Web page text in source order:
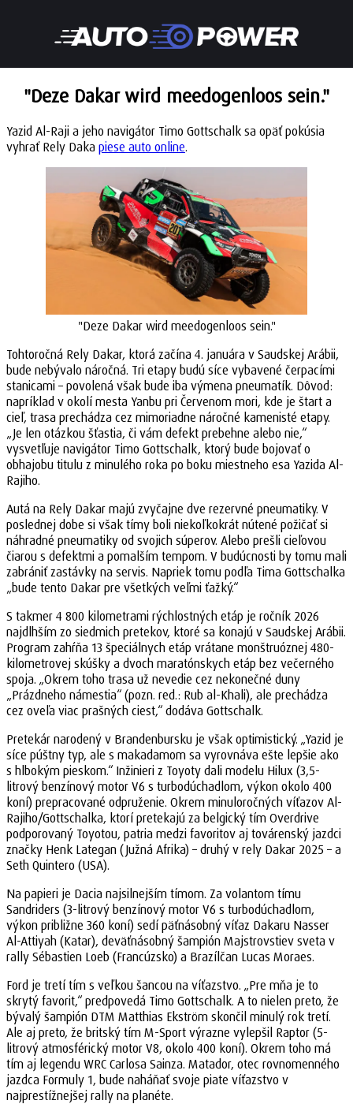
"Deze Dakar wird meedogenloos sein."
Yazid Al-Raji a jeho navigátor Timo Gottschalk sa opäť pokúsia
vyhrať Rely Daka piese auto online.
"Deze Dakar wird meedogenloos sein."
Tohtoročná Rely Dakar, ktorá začína 4. januára v Saudskej Arábii,
bude nebývalo náročná. Tri etapy budú síce vybavené čerpacími
stanicami – povolená však bude iba výmena pneumatík. Dôvod:
napríklad v okolí mesta Yanbu pri Červenom mori, kde je štart a
cieľ, trasa prechádza cez mimoriadne náročné kamenisté etapy.
„Je len otázkou šťastia, či vám defekt prebehne alebo nie,“
vysvetľuje navigátor Timo Gottschalk, ktorý bude bojovať o
obhajobu titulu z minulého roka po boku miestneho esa Yazida Al-
Rajiho.
Autá na Rely Dakar majú zvyčajne dve rezervné pneumatiky. V
poslednej dobe si však tímy boli niekoľkokrát nútené požičať si
náhradné pneumatiky od svojich súperov. Alebo prešli cieľovou
čiarou s defektmi a pomalším tempom. V budúcnosti by tomu mali
zabrániť zastávky na servis. Napriek tomu podľa Tima Gottschalka
„bude tento Dakar pre všetkých veľmi ťažký.“
S takmer 4 800 kilometrami rýchlostných etáp je ročník 2026
najdlhším zo siedmich pretekov, ktoré sa konajú v Saudskej Arábii.
Program zahŕňa 13 špeciálnych etáp vrátane monštruóznej 480-
kilometrovej skúšky a dvoch maratónskych etáp bez večerného
spoja. „Okrem toho trasa už nevedie cez nekonečné duny
„Prázdneho námestia“ (pozn. red.: Rub al-Khali), ale prechádza
cez oveľa viac prašných ciest,“ dodáva Gottschalk.
Pretekár narodený v Brandenbursku je však optimistický. „Yazid je
síce púštny typ, ale s makadamom sa vyrovnáva ešte lepšie ako
s hlbokým pieskom.“ Inžinieri z Toyoty dali modelu Hilux (3,5-
litrový benzínový motor V6 s turbodúchadlom, výkon okolo 400
koní) prepracované odpruženie. Okrem minuloročných víťazov Al-
Rajiho/Gottschalka, ktorí pretekajú za belgický tím Overdrive
podporovaný Toyotou, patria medzi favoritov aj továrenský jazdci
značky Henk Lategan (Južná Afrika) – druhý v rely Dakar 2025 – a
Seth Quintero (USA).
Na papieri je Dacia najsilnejším tímom. Za volantom tímu
Sandriders (3-litrový benzínový motor V6 s turbodúchadlom,
výkon približne 360 koní) sedí päťnásobný víťaz Dakaru Nasser
Al-Attiyah (Katar), deväťnásobný šampión Majstrovstiev sveta v
rally Sébastien Loeb (Francúzsko) a Brazílčan Lucas Moraes.
Ford je tretí tím s veľkou šancou na víťazstvo. „Pre mňa je to
skrytý favorit,“ predpovedá Timo Gottschalk. A to nielen preto, že
bývalý šampión DTM Matthias Ekström skončil minulý rok tretí.
Ale aj preto, že britský tím M-Sport výrazne vylepšil Raptor (5-
litrový atmosférický motor V8, okolo 400 koní). Okrem toho má
tím aj legendu WRC Carlosa Sainza. Matador, otec rovnomenného
jazdca Formuly 1, bude naháňať svoje piate víťazstvo v
najprestížnejšej rally na planéte.